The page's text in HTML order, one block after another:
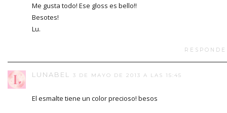
Me gusta todo! Ese gloss es bello!!
Besotes!
Lu.
LUNABEL 3 DE MAYO DE 2013 A LAS 15:45
El esmalte tiene un color precioso! besos